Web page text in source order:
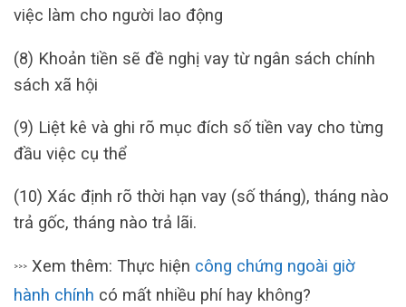
việc làm cho người lao động
(8) Khoản tiền sẽ đề nghị vay từ ngân sách chính
sách xã hội
(9) Liệt kê và ghi rõ mục đích số tiền vay cho từng
đầu việc cụ thể
(10) Xác định rõ thời hạn vay (số tháng), tháng nào
trả gốc, tháng nào trả lãi.
>>> Xem thêm: Thực hiện công chứng ngoài giờ
hành chính có mất nhiều phí hay không?